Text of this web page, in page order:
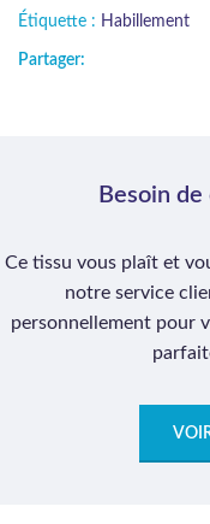
Étiquette : Habillement
Partager:
Besoin
Ce tissu vous plaît et
notre service
personnellement pour